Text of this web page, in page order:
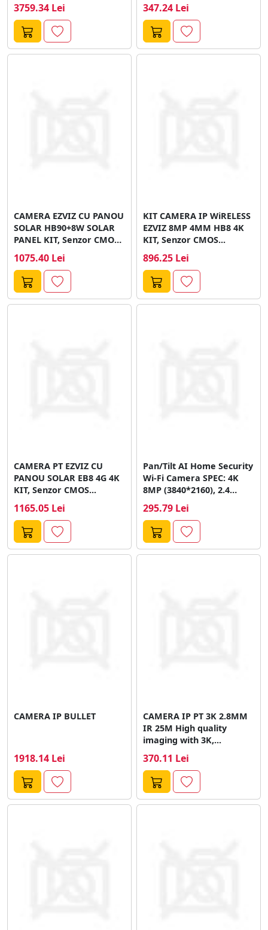
3759.34 Lei 347.24 Lei
CAMERA EZVIZ CU PANOU
SOLAR HB90+8W SOLAR
PANEL KIT, Senzor CMOS
1075.40 Lei
KIT CAMERA IP WiRELESS
EZVIZ 8MP 4MM HB8 4K
KIT, Senzor CMOS...
896.25 Lei
CAMERA PT EZVIZ CU
PANOU SOLAR EB8 4G 4K
KIT, Senzor CMOS...
1165.05 Lei
Pan/Tilt AI Home Security
Wi-Fi Camera SPEC: 4K
8MP (3840*2160), 2.4
295.79 Lei
CAMERA IP BULLET
1918.14 Lei
CAMERA IP PT 3K 2.8MM
IR 25M High quality
imaging with 3K,...
370.11 Lei